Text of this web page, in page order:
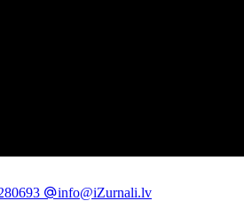
info@iZurnali.lv